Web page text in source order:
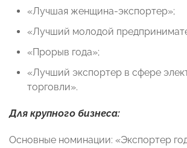
«Лучшая женщина-экспортер»;
«Лучший молодой
«Прорыв года»;
«Лучший экспортер в сфере
торговли».
Для крупного бизнеса:
Основные номинации: «Экспортер